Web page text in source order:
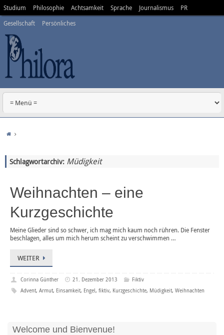
Studium Philosophie Achtsamkeit Sprache Journalismus
PR
Gesellschaft
Persönliches
Schlagwortarchiv: Müdigkeit
Weihnachten – eine
Kurzgeschichte
Meine Glieder sind so schwer, ich mag mich kaum noch rühren. Die Fenster
beschlagen, alles um mich herum scheint zu verschwimmen …
WEITER
Corinna Günther 21. Dezember 2013
Fiktiv
Advent,Armut, Einsamkeit, Engel,fiktiv, Kurzgeschichte, Müdigkeit,Weihnachten
Welcome und Bienvenue!